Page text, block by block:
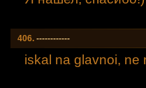
406. ------------
iskal na glavnoi, ne